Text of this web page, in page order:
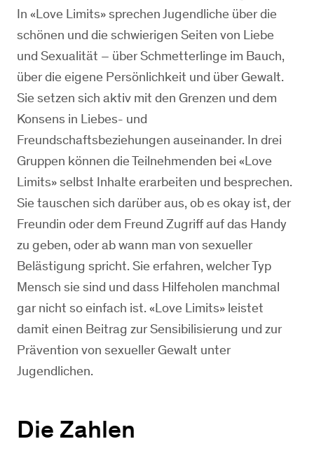
In «Love Limits» sprechen Jugendliche über die
schönen und die schwierigen Seiten von Liebe
und Sexualität – über Schmetterlinge im Bauch,
über die eigene Persönlichkeit und über Gewalt.
Sie setzen sich aktiv mit den Grenzen und dem
Konsens in Liebes- und
Freundschaftsbeziehungen auseinander. In drei
Gruppen können die Teilnehmenden bei «Love
Limits» selbst Inhalte erarbeiten und besprechen.
Sie tauschen sich darüber aus, ob es okay ist, der
Freundin oder dem Freund Zugriff auf das Handy
zu geben, oder ab wann man von sexueller
Belästigung spricht. Sie erfahren, welcher Typ
Mensch sie sind und dass Hilfeholen manchmal
gar nicht so einfach ist. «Love Limits» leistet
damit einen Beitrag zur Sensibilisierung und zur
Prävention von sexueller Gewalt unter
Jugendlichen.
Die Zahlen